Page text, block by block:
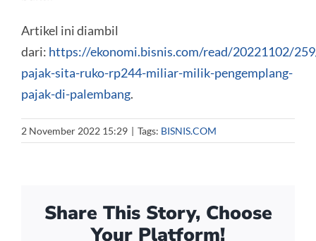
Artikel ini diambil
dari: https://ekonomi.bisnis.com/read/20221102/
pajak-sita-ruko-rp244-miliar-milik-pengemplang-
pajak-di-palembang.
2 November 2022 15:29 | Tags: BISNIS.COM
Share This Story, Choose
Your Platform!